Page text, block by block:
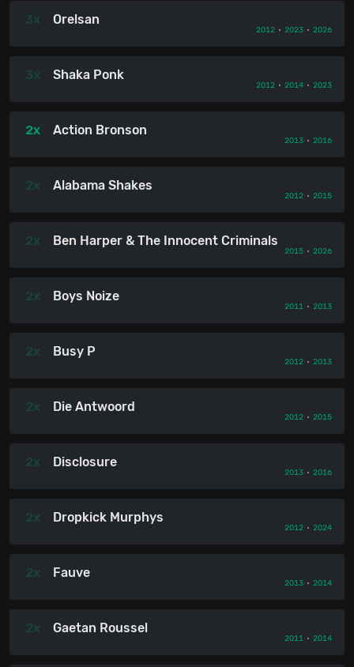
3x Orelsan
2012 • 2023 • 2026
3x Shaka Ponk
2012 • 2014 • 2023
2x Action Bronson
2013 • 2016
2x Alabama Shakes
2012 • 2015
2x Ben Harper & The Innocent Criminals
2015 • 2026
2x Boys Noize
2011 • 2013
2x Busy P
2012 • 2013
2x Die Antwoord
2012 • 2015
2x Disclosure
2013 • 2016
2x Dropkick Murphys
2012 • 2024
2x Fauve
2013 • 2014
2x Gaetan Roussel
2011 • 2014